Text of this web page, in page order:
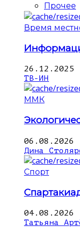
Прочее
Время
26.12.2025
ТВ-ИН
ММК
06.08.2026
Дина
Спорт
04.08.2026
Татьяна